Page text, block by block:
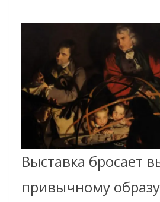
Выставка бросает
привычному